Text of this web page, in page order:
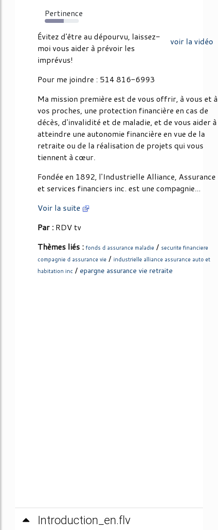
Pertinence
56%
voir la vidéo
Évitez d'être au dépourvu, laissez-
moi vous aider à prévoir les
imprévus!
Pour me joindre : 514 816-6993
Ma mission première est de vous offrir, à vous et à
vos proches, une protection financière en cas de
décès, d'invalidité et de maladie, et de vous aider à
atteindre une autonomie financière en vue de la
retraite ou de la réalisation de projets qui vous
tiennent à cœur.
Fondée en 1892, l'Industrielle Alliance, Assurance
et services financiers inc. est une compagnie...
Voir la suite
Par : RDV tv
Thèmes liés : fonds d assurance maladie / securite financiere
compagnie d assurance vie / industrielle alliance assurance auto et
habitation inc / epargne assurance vie retraite
Introduction_en.flv